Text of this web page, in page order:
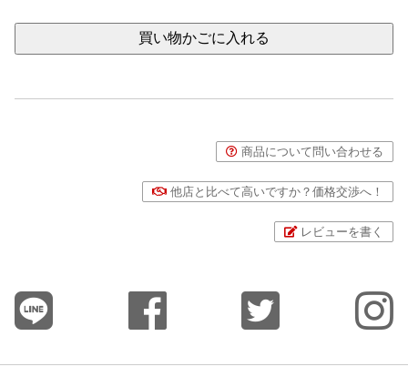
商品について問い合わせる
他店と比べて高いですか？価格交渉へ！
レビューを書く